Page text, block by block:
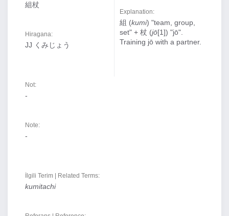
組杖
Hiragana:
JJ くみじょう
Explanation:
組 (kumi) "team, group,
set" + 杖 (jō[1]) "jō".
Training jō with a partner.
Not:
-
Note:
-
İlgili Terim | Related Terms:
kumitachi